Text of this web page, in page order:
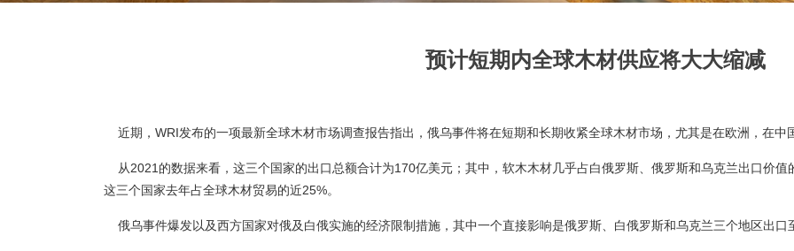
预计短期内全球木材供应将大大缩减
近期，WRI发布的一项最新全球木材市场调查报告指出，俄乌事件将在短期和长期收紧全球木材市场，尤其是在欧洲，在中
从2021的数据来看，这三个国家的出口总额合计为170亿美元；其中，软木木材几乎占白俄罗斯、俄罗斯和乌克兰出口价
这三个国家去年占全球木材贸易的近25%。
俄乌事件爆发以及西方国家对俄及白俄实施的经济限制措施，其中一个直接影响是俄罗斯、白俄罗斯和乌克兰三个地区出口